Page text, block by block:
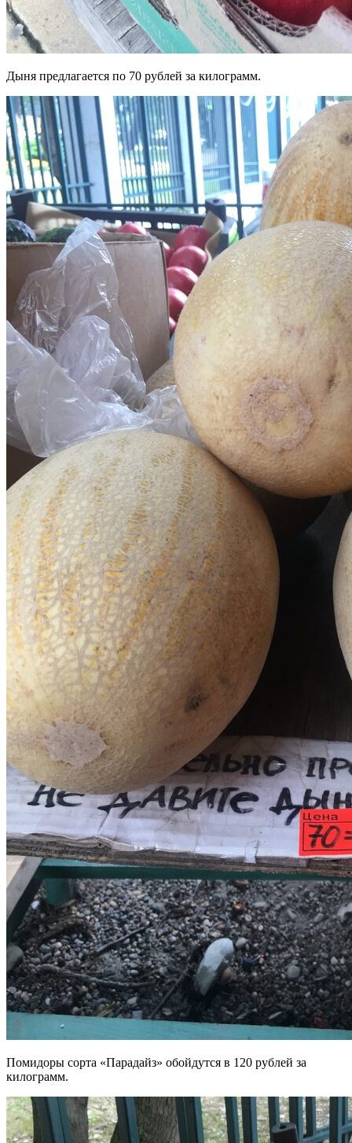
Дыня предлагается по 70 рублей за килограмм.
Помидоры сорта «Парадайз» обойдутся в 120 рублей за
килограмм.